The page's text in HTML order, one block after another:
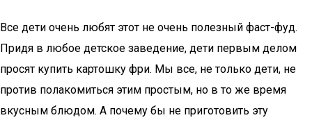
Все дети очень любят этот не очень полезный фаст-фуд.
Придя в любое детское заведение, дети первым делом
просят купить картошку фри. Мы все, не только дети, не
против полакомиться этим простым, но в то же время
вкусным блюдом. А почему бы не приготовить эту